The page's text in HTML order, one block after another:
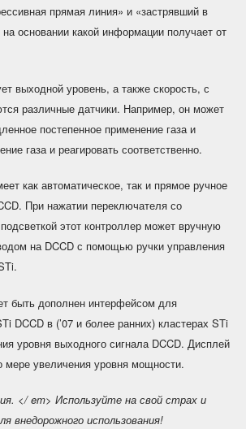
прямая линия» и «застрявший в
на основании какой информации получает от
выходной уровень, а также скорость, с
различные датчики. Например, он может
постепенное применение газа и
газа и реагировать соответственно.
как автоматическое, так и прямое ручное
При нажатии переключателя со
этот контроллер может вручную
на DCCD с помощью ручки управления
быть дополнен интерфейсом для
DCCD в (’07 и более ранних) кластерах STi
уровня выходного сигнала DCCD. Дисплей
мере увеличения уровня мощности.
</ em> Используйте на свой страх и
внедорожного использования!